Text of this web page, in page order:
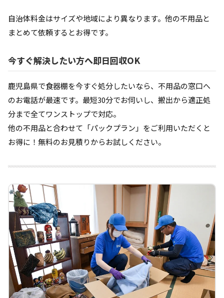
自治体料金はサイズや地域により異なります。他の不用品と
まとめて依頼するとお得です。
今すぐ解決したい方へ即日回収OK
鹿児島県で食器棚を今すぐ処分したいなら、不用品の窓口へ
のお電話が最速です。最短30分でお伺いし、搬出から適正処
分まで全てワンストップで対応。
他の不用品と合わせて「パックプラン」をご利用いただくと
お得に！無料のお見積りからお試しください。